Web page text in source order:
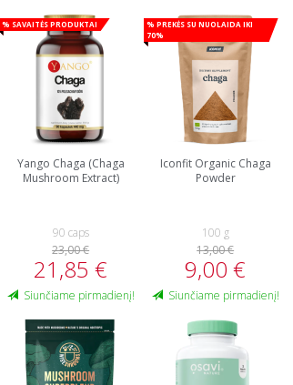
% Savaitės produktai
Yango Chaga (Chaga
Mushroom Extract)
90 caps
23,00 €
21,85 €
Siunčiame pirmadienį!
% Prekės su nuolaida iki
70%
Iconfit Organic Chaga
Powder
100 g
13,00 €
9,00 €
Siunčiame pirmadienį!